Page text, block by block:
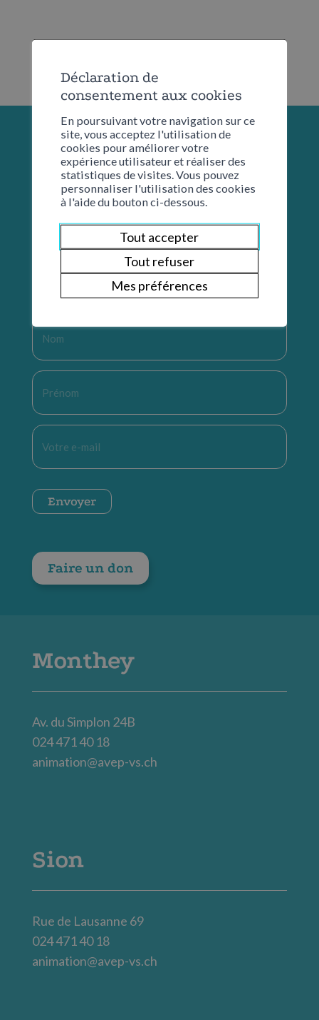
Restons en contact
Nom
Prénom
E-
mail
CAPTCHA
Envoyer
Faire un don
Monthey
Av. du Simplon 24B
024 471 40 18
animation@avep-vs.ch
Sion
Rue de Lausanne 69
024 471 40 18
animation@avep-vs.ch
Déclaration de
consentement aux cookies
En poursuivant votre navigation sur ce
site, vous acceptez l'utilisation de
cookies pour améliorer votre
expérience utilisateur et réaliser des
statistiques de visites. Vous pouvez
personnaliser l'utilisation des cookies
à l'aide du bouton ci-dessous.
Tout accepter
Tout refuser
Mes préférences